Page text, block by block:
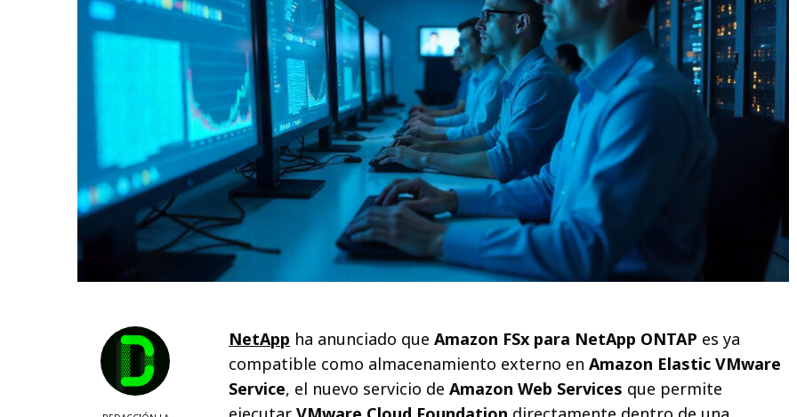
NetApp ha anunciado queAmazon FSx para NetApp ONTAP es ya
compatible como almacenamiento externo enAmazon Elastic VMware
Service, el nuevo servicio deAmazon Web Services que permite